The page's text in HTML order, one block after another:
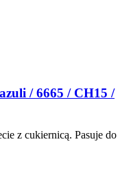
/ 6665 / CH15 /
z cukiernicą. Pasuje do